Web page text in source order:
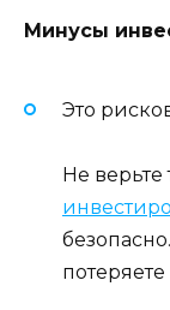
Минусы
Это
Не верьте